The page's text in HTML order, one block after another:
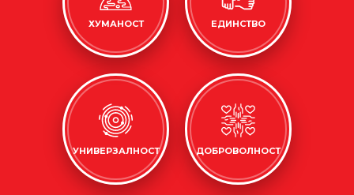
ХУМАНОСТ ЕДИНСТВО
УНИВЕРЗАЛНОСТ ДОБРОВОЛНОСТ